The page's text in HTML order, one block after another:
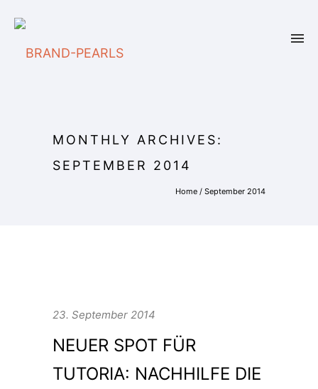
MONTHLY ARCHIVES:
SEPTEMBER 2014
Home / September 2014
23. September 2014
NEUER SPOT FÜR
TUTORIA: NACHHILFE DIE